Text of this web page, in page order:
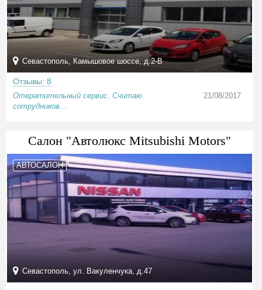
Севастополь, Камышовое шоссе, д.2-В
Отзывы: 8
Отвратительный сервис. Считаю
сотрудников...
21/08/2017
Салон "Автолюкс Mitsubishi Motors"
АВТОСАЛОН
Севастополь, ул. Вакуленчука, д.47